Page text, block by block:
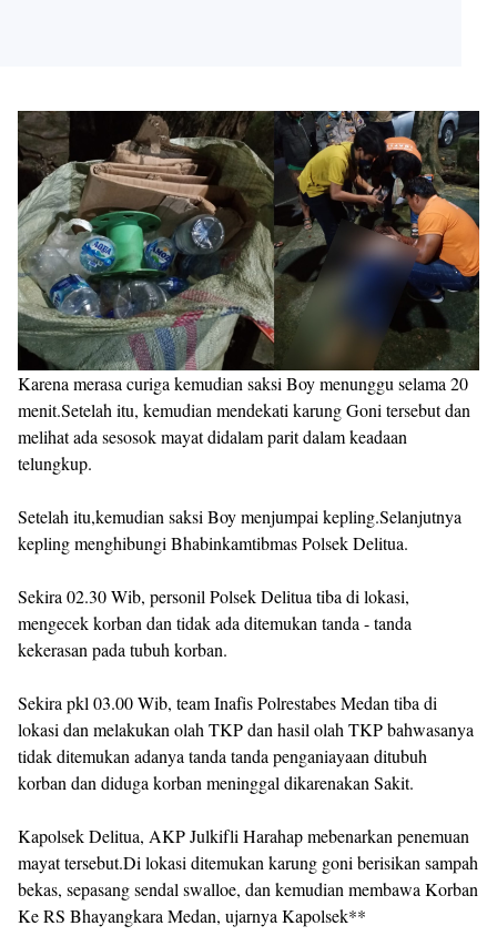
Karena merasa curiga kemudian saksi Boy menunggu selama 20
menit.Setelah itu, kemudian mendekati karung Goni tersebut dan
melihat ada sesosok mayat didalam parit dalam keadaan
telungkup.
Setelah itu,kemudian saksi Boy menjumpai kepling.Selanjutnya
kepling menghibungi Bhabinkamtibmas Polsek Delitua.
Sekira 02.30 Wib, personil Polsek Delitua tiba di lokasi,
mengecek korban dan tidak ada ditemukan tanda - tanda
kekerasan pada tubuh korban.
Sekira pkl 03.00 Wib, team Inafis Polrestabes Medan tiba di
lokasi dan melakukan olah TKP dan hasil olah TKP bahwasanya
tidak ditemukan adanya tanda tanda penganiayaan ditubuh
korban dan diduga korban meninggal dikarenakan Sakit.
Kapolsek Delitua, AKP Julkifli Harahap mebenarkan penemuan
mayat tersebut.Di lokasi ditemukan karung goni berisikan sampah
bekas, sepasang sendal swalloe, dan kemudian membawa Korban
Ke RS Bhayangkara Medan, ujarnya Kapolsek**